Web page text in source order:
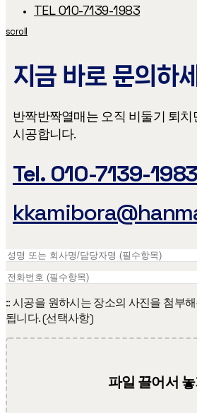
TEL 010-7139-1983
scroll
지금 바로 문의하
반짝반짝열매는 오직 비둘기 퇴치
시공합니다.
Tel. 010-7139-1983
:: 시공을 원하시는 장소의 사진을 첨부
됩니다. (선택사항)
파일 끌어서